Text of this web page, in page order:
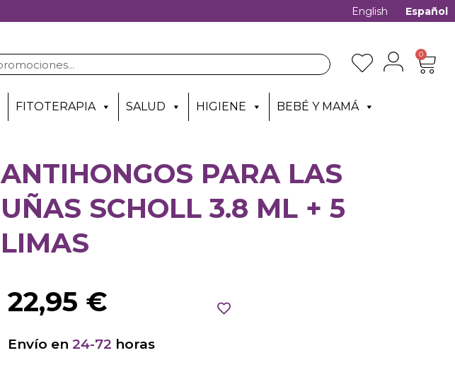
English Español
0
FITOTERAPIA SALUD HIGIENE BEBÉ Y MAMÁ
ANTIHONGOS PARA LAS
UÑAS SCHOLL 3.8 ML + 5
LIMAS
22,95 €
Envío en 24-72 horas